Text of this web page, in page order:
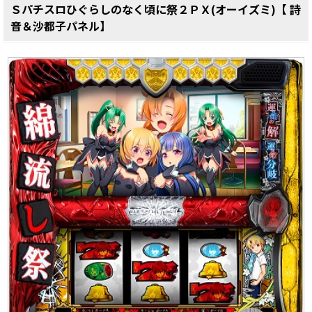
Ｓパチスロひぐらしのなく頃に祭２ＰＸ(オーイズミ)【 詩
音＆沙都子パネル】